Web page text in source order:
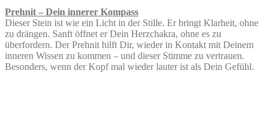
Prehnit – Dein innerer Kompass
Dieser Stein ist wie ein Licht in der Stille. Er bringt Klarheit, ohne
zu drängen. Sanft öffnet er Dein Herzchakra, ohne es zu
überfordern. Der Prehnit hilft Dir, wieder in Kontakt mit Deinem
inneren Wissen zu kommen – und dieser Stimme zu vertrauen.
Besonders, wenn der Kopf mal wieder lauter ist als Dein Gefühl.